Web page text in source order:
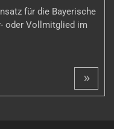
für die Bayerische
oder Vollmitglied im
»